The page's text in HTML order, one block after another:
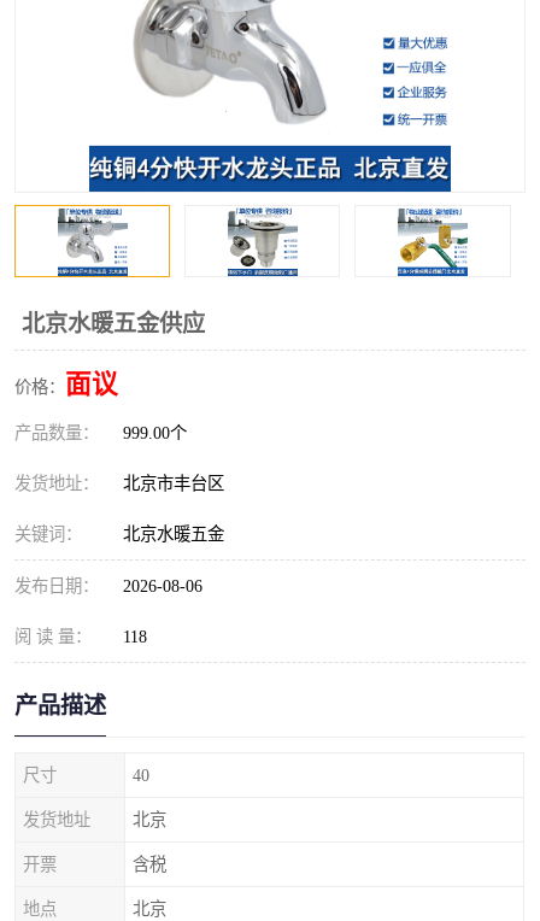
北京水暖五金供应
价格： 面议
产品数量： 999.00个
发货地址： 北京市丰台区
关键词： 北京水暖五金
发布日期： 2026-08-06
阅 读 量： 118
产品描述
尺寸 40
发货地址 北京
开票 含税
地点 北京